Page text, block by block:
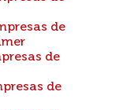
de
de
de